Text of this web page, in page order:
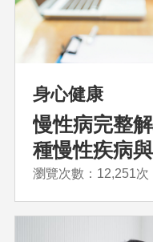
身心健康
慢性病完整
種慢性疾病
瀏覽次數：12,251次